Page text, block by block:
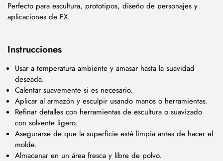
Perfecto para escultura, prototipos, diseño de personajes y
aplicaciones de FX.
Instrucciones
Usar a temperatura ambiente y amasar hasta la suavidad
deseada.
Calentar suavemente si es necesario.
Aplicar al armazón y esculpir usando manos o herramientas.
Refinar detalles con herramientas de escultura o suavizado
con solvente ligero.
Asegurarse de que la superficie esté limpia antes de hacer el
molde.
Almacenar en un área fresca y libre de polvo.